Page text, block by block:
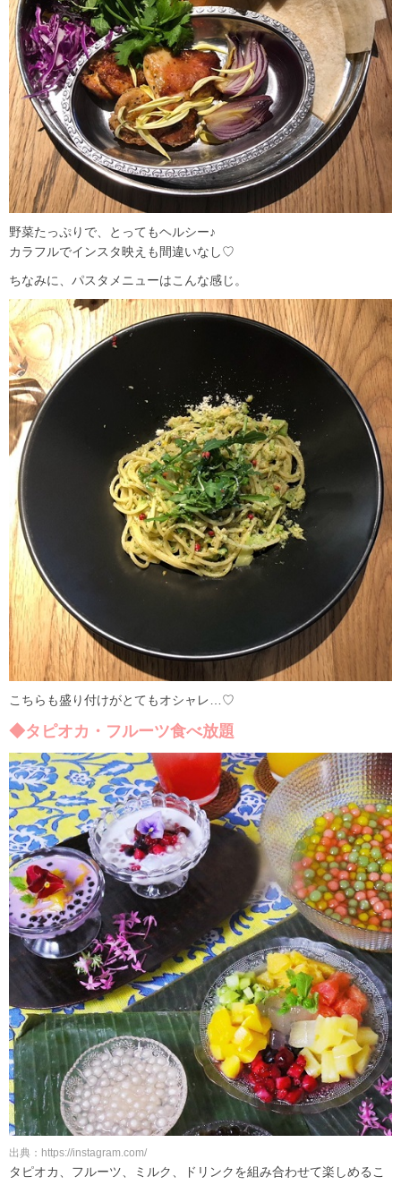
野菜たっぷりで、とってもヘルシー♪
カラフルでインスタ映えも間違いなし♡
ちなみに、パスタメニューはこんな感じ。
こちらも盛り付けがとてもオシャレ…♡
◆タピオカ・フルーツ食べ放題
出典：https://instagram.com/
タピオカ、フルーツ、ミルク、ドリンクを組み合わせて楽しめるこ